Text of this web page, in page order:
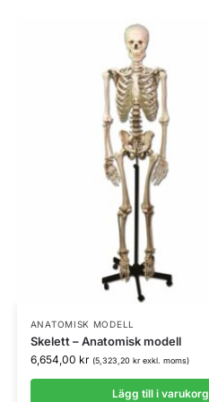
ANATOMISK MODELL
Skelett – Anatomisk modell
6,654,00 kr (5,323,20 krexkl. moms)
Lägg till i varukorg